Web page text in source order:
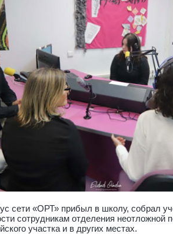
сети «ОРТ» прибыл в школу, собрал
сотрудникам отделения неотложной
участка и в других местах.